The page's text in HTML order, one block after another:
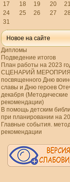
17
18 19 20 21
24
25 26 27 28
31
Новое на сайте
Дипломы
Подведение итогов
План работы на 2023
СЦЕНАРИЙ
посвященного Дню
славы и Дню героев
декабря (Методические
рекомендации)
В помощь детским
при планировании на
Главные события.
рекомендации